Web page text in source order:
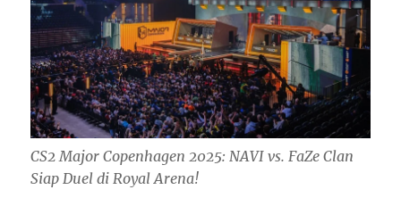
CS2 Major Copenhagen 2025: NAVI vs. FaZe Clan
Siap Duel di Royal Arena!